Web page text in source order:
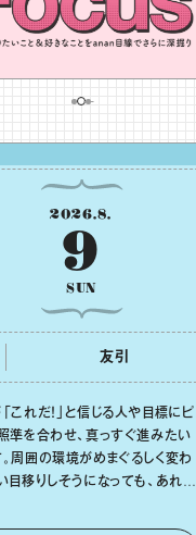
2026.8.
9
SUN
友引
これだ！」と信じる⼈や⽬標にピ
準を合わせ、真っすぐ進みたい
周囲の環境がめまぐるしく変わ
⽬移りしそうになっても、あれこ
と⼿放し、⽬の前のことに集中しま